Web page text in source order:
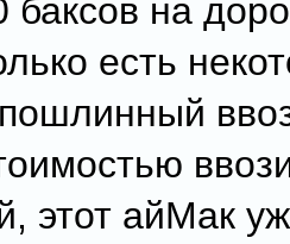
баксов на
есть
этот айМак